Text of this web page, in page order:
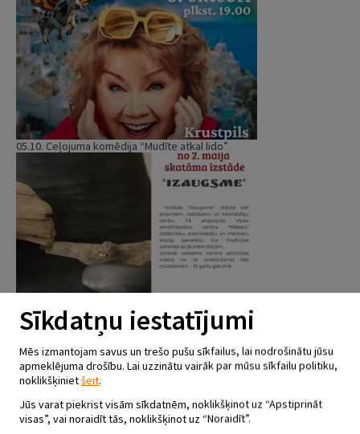
05.10. Ceļojuma komēdija “Mudīte atkal lido”
2.05.- 31.08. Izstāde “Izaugsme”
Sīkdatņu iestatījumi
Mēs izmantojam savus un trešo pušu sīkfailus, lai nodrošinātu jūsu
apmeklējuma drošību. Lai uzzinātu vairāk par mūsu sīkfailu politiku,
noklikšķinietšeit.
Jūs varat piekrist visām sīkdatnēm, noklikšķinot uz “Apstiprināt
visas”, vai noraidīt tās, noklikšķinot uz “Noraidīt”.